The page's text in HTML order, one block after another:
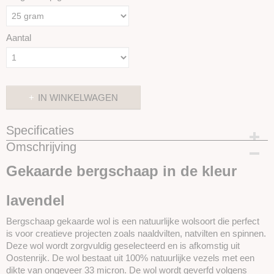
Aantal
IN WINKELWAGEN
Specificaties
Productcode
Omschrijving
Gekaarde bergschaap in de kleur
lavendel
Bergschaap gekaarde wol is een natuurlijke wolsoort die perfect
is voor creatieve projecten zoals naaldvilten, natvilten en spinnen.
Deze wol wordt zorgvuldig geselecteerd en is afkomstig uit
Oostenrijk. De wol bestaat uit 100% natuurlijke vezels met een
dikte van ongeveer 33 micron. De wol wordt geverfd volgens